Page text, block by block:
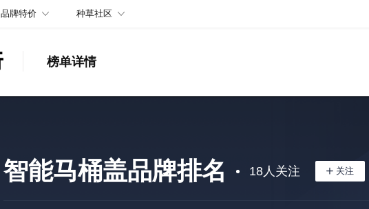
品牌特价 种草社区
榜单详情
智能马桶盖品牌排名 18人关注